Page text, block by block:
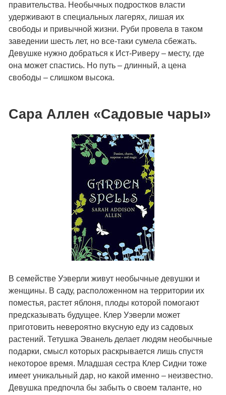
правительства. Необычных подростков власти
удерживают в специальных лагерях, лишая их
свободы и привычной жизни. Руби провела в таком
заведении шесть лет, но все-таки сумела сбежать.
Девушке нужно добраться к Ист-Риверу – месту, где
она может спастись. Но путь – длинный, а цена
свободы – слишком высока.
Сара Аллен «Садовые чары»
В семействе Уэверли живут необычные девушки и
женщины. В саду, расположенном на территории их
поместья, растет яблоня, плоды которой помогают
предсказывать будущее. Клер Уэверли может
приготовить невероятно вкусную еду из садовых
растений. Тетушка Эванель делает людям необычные
подарки, смысл которых раскрывается лишь спустя
некоторое время. Младшая сестра Клер Сидни тоже
имеет уникальный дар, но какой именно – неизвестно.
Девушка предпочла бы забыть о своем таланте, но